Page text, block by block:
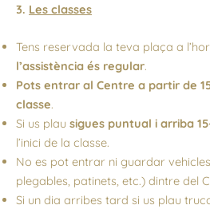
3. Les classes
Tens reservada la teva plaça a
l’assistència és regular.
Pots entrar al Centre a partir de
classe.
Si us plau sigues puntual i arriba
l’inici de la classe.
No es pot entrar ni guardar
plegables, patinets, etc.) dintre del
Si un dia arribes tard si us plau